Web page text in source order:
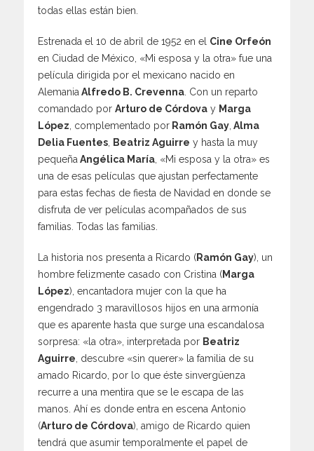
todas ellas están bien.
Estrenada el 10 de abril de 1952 en el Cine Orfeón
en Ciudad de México, «Mi esposa y la otra» fue una
película dirigida por el mexicano nacido en
Alemania Alfredo B. Crevenna . Con un reparto
comandado por Arturo de Córdova y Marga
López , complementado por Ramón Gay Alma
Delia Fuentes
Beatriz Aguirre y hasta la muy
pequeña Angélica María , «Mi esposa y la otra» es
una de esas películas que ajustan perfectamente
para estas fechas de fiesta de Navidad en donde se
disfruta de ver películas acompañados de sus
familias. Todas las familias.
La historia nos presenta a Ricardo (Ramón Gay), un
hombre felizmente casado con Cristina (Marga
López), encantadora mujer con la que ha
engendrado 3 maravillosos hijos en una armonía
que es aparente hasta que surge una escandalosa
sorpresa: «la otra», interpretada por Beatriz
Aguirre , descubre «sin querer» la familia de su
amado Ricardo, por lo que éste sinvergüenza
recurre a una mentira que se le escapa de las
manos. Ahí es donde entra en escena Antonio
(Arturo de Córdova), amigo de Ricardo quien
tendrá que asumir temporalmente el papel de